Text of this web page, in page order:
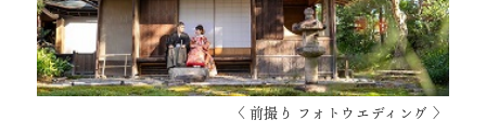
〈 前撮り フォトウエディング 〉